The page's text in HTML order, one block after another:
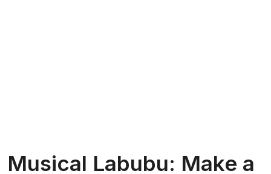
Musical Labubu: Make a